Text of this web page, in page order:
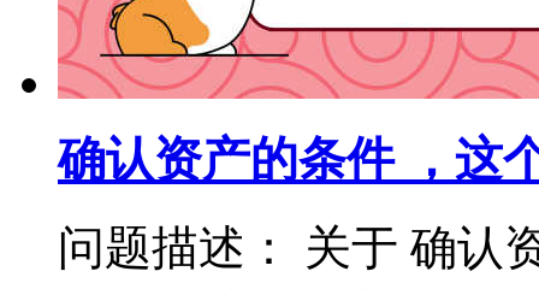
确认资产的条件 ，这
问题描述： 关于 确认